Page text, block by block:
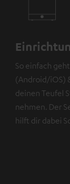
So einfach
(Android/iOS)
deinen Teufel
nehmen. Der
hilft dir dabei